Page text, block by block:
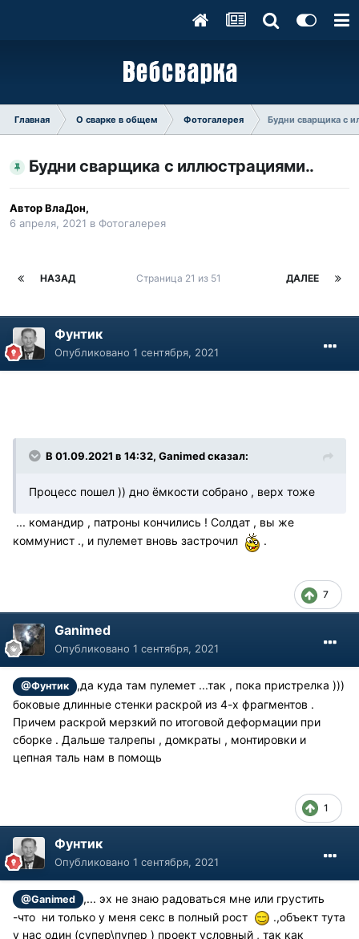
Главная О сварке в общем Фотогалерея Будни сварщика с
Будни сварщика с иллюстрациями..
АвторВлаДон,
6 апреля, 2021 в Фотогалерея
НАЗАД ДАЛЕЕ
Страница 21 из 51
Фунтик
Опубликовано 1 сентября, 2021
В 01.09.2021 в 14:32, Ganimed сказал:
Процесс пошел )) дно ёмкости собрано , верх тоже
... командир , патроны кончились ! Солдат , вы же
коммунист ., и пулемет вновь застрочил
.
7
Ganimed
Опубликовано 1 сентября, 2021
@Фунтик
,да куда там пулемет ...так , пока пристрелка )))
боковые длинные стенки раскрой из 4-х фрагментов .
Причем раскрой мерзкий по итоговой деформации при
сборке . Дальше талрепы , домкраты , монтировки и
цепная таль нам в помощь
1
Фунтик
Опубликовано 1 сентября, 2021
@Ganimed
,... эх не знаю радоваться мне или грустить
-что ни только у меня секс в полный рост
.,объект тута
у нас один (супер\пупер ) проект условный , так как